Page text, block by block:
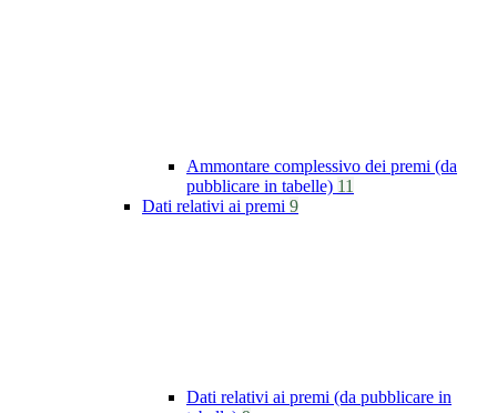
Ammontare complessivo dei premi (da
pubblicare in tabelle) 11
Dati relativi ai premi 9
Dati relativi ai premi (da pubblicare in